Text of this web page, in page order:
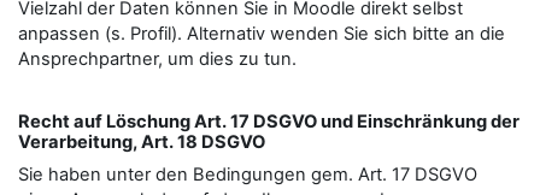
Vielzahl der Daten können Sie in Moodle direkt selbst
anpassen (s. Profil). Alternativ wenden Sie sich bitte an die
Ansprechpartner, um dies zu tun.
Recht auf Löschung Art. 17 DSGVO und Einschränkung der
Verarbeitung, Art. 18 DSGVO
Sie haben unter den Bedingungen gem. Art. 17 DSGVO